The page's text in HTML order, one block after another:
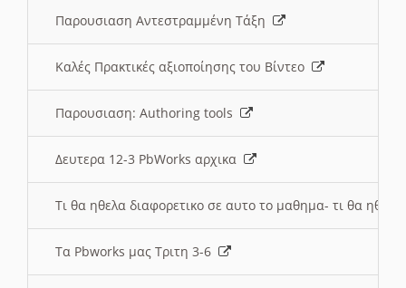
Παρουσιαση Αντεστραμμένη Τάξη
Καλές Πρακτικές αξιοποίησης του Βίντεο
Παρουσιαση: Authoring tools
Δευτερα 12-3 PbWorks αρχικα
Τι θα ηθελα διαφορετικο σε αυτο το μαθημα- τι θα
Τα Pbworks μας Τριτη 3-6